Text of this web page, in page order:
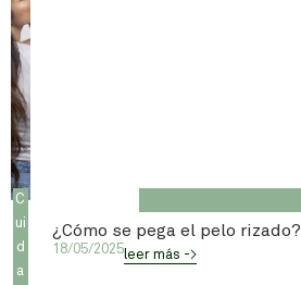
C
ui
d
a
¿Cómo se pega el pelo rizado?
18/05/2025leer más ->